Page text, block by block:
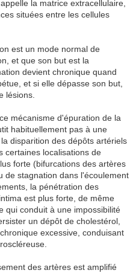
la matrice extracellulaire,
situées entre les cellules
est un mode normal de
et que son but est la
devient chronique quand
et si elle dépasse son but,
lésions.
mécanisme d'épuration de la
habituellement pas à une
disparition des dépôts artériels
certaines localisations de
forte (bifurcations des artères
de stagnation dans l'écoulement
la pénétration des
est plus forte, de même
qui conduit à une impossibilité
un dépôt de cholestérol,
excessive, conduisant
des artères est amplifié